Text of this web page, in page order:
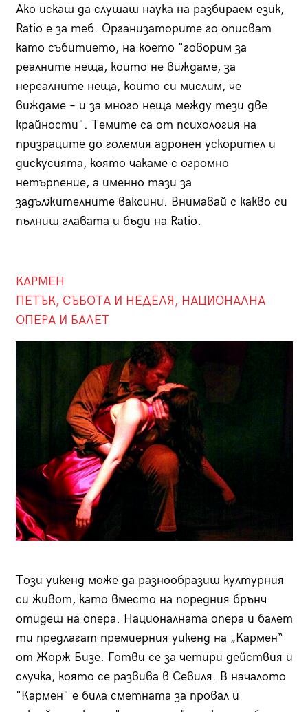
Ако искаш да слушаш наука на разбираем език,
Ratio e за теб. Организаторите го описват
като събитието, на което "говорим за
реалните неща, които не виждаме, за
нереалните неща, които си мислим, че
виждаме – и за много неща между тези две
крайности". Темите са от психология на
призраците до големия адронен ускорител и
дискусията, която чакаме с огромно
нетърпение, а именно тази за
задължителните ваксини. Внимавай с какво си
пълниш главата и бъди на Ratio.
КАРМЕН
ПЕТЪК, СЪБОТА И НЕДЕЛЯ, НАЦИОНАЛНА
ОПЕРА И БАЛЕТ
Този уикенд може да разнообразиш културния
си живот, като вместо на поредния брънч
отидеш на опера. Националната опера и балет
ти предлагат премиерния уикенд на „Кармен“
от Жорж Бизе. Готви се за четири действия и
случка, която се развива в Севиля. В началото
"Кармен" е била сметната за провал и